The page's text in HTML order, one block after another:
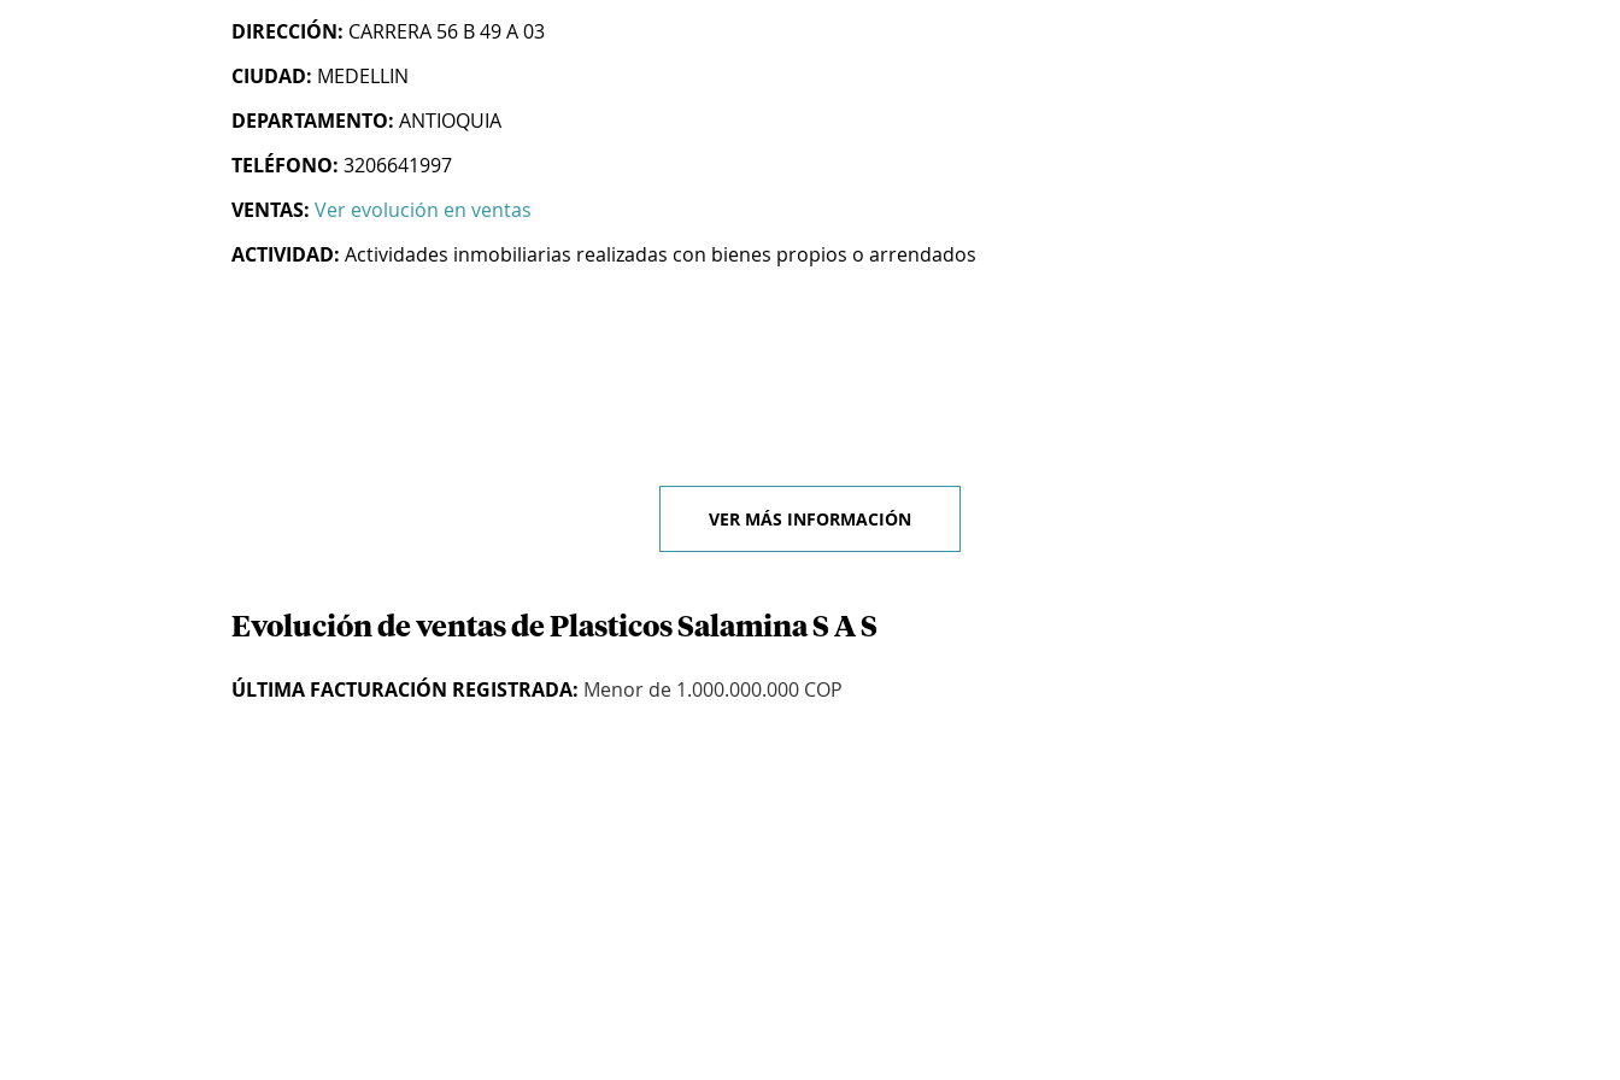
DIRECCIÓN: CARRERA 56 B 49 A 03
CIUDAD: MEDELLIN
DEPARTAMENTO: ANTIOQUIA
TELÉFONO: 3206641997
VENTAS: Ver evolución en ventas
ACTIVIDAD: Actividades inmobiliarias realizadas con bienes propios o arrendados
VER MÁS INFORMACIÓN
Evolución de ventas de Plasticos Salamina S A S
ÚLTIMA FACTURACIÓN REGISTRADA: Menor de 1.000.000.000 COP